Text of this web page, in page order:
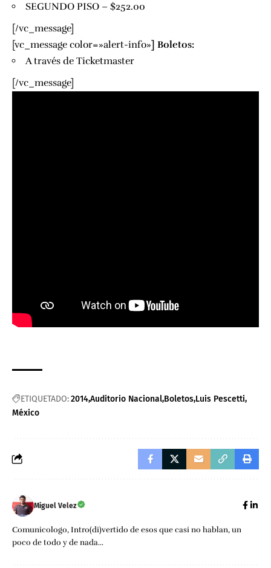
SEGUNDO PISO – $252.00
[/vc_message]
[vc_message color=»alert-info»] Boletos:
A través de Ticketmaster
[/vc_message]
ETIQUETADO:2014Auditorio Nacional Boletos Luis Pescetti
México
Miguel Velez
Comunicologo, Intro(di)vertido de esos que casi no hablan, un
poco de todo y de nada...